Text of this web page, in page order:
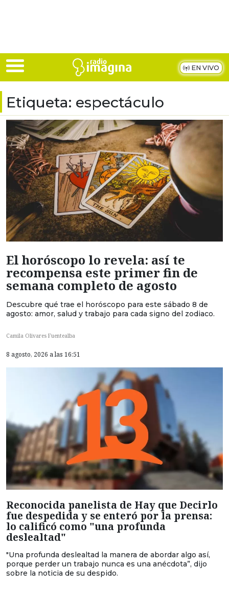
EN VIVO
Etiqueta: espectáculo
El horóscopo lo revela: así te
recompensa este primer fin de
semana completo de agosto
Descubre qué trae el horóscopo para este sábado 8 de
agosto: amor, salud y trabajo para cada signo del zodiaco.
Camila Olivares Fuentealba
8 agosto, 2026 a las 16:51
Reconocida panelista de Hay que Decirlo
fue despedida y se enteró por la prensa:
lo calificó como "una profunda
deslealtad"
"Una profunda deslealtad la manera de abordar algo así,
porque perder un trabajo nunca es una anécdota”, dijo
sobre la noticia de su despido.